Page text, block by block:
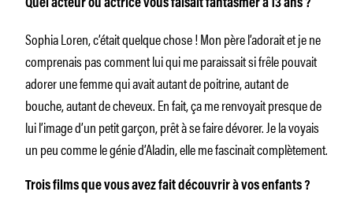
Quel acteur ou actrice vous faisait fantasmer à 13 ans ?
Sophia Loren, c’était quelque chose ! Mon père l’adorait et je ne
comprenais pas comment lui qui me paraissait si frêle pouvait
adorer une femme qui avait autant de poitrine, autant de
bouche, autant de cheveux. En fait, ça me renvoyait presque de
lui l’image d’un petit garçon, prêt à se faire dévorer. Je la voyais
un peu comme le génie d’Aladin, elle me fascinait complètement.
Trois films que vous avez fait découvrir à vos enfants ?